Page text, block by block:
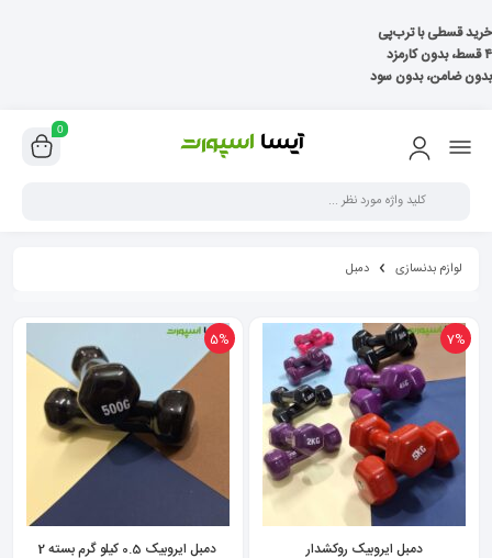
خرید قسطی با ترب‌پی
۴ قسط، بدون کارمزد
بدون ضامن، بدون سود
0
لوازم بدنسازی دمبل
7%
دمبل ایروبیک روکشدار
5%
دمبل ایروبیک 0.5 کیلو گرم بسته 2